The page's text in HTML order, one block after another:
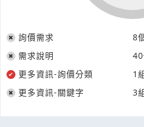
詢價需求 8
需求說明
更多資訊-詢價分類
1
更多資訊-關鍵字
3